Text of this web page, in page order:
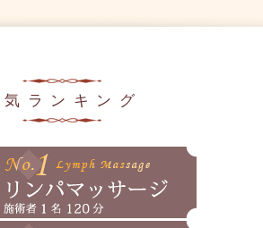
気ランキング